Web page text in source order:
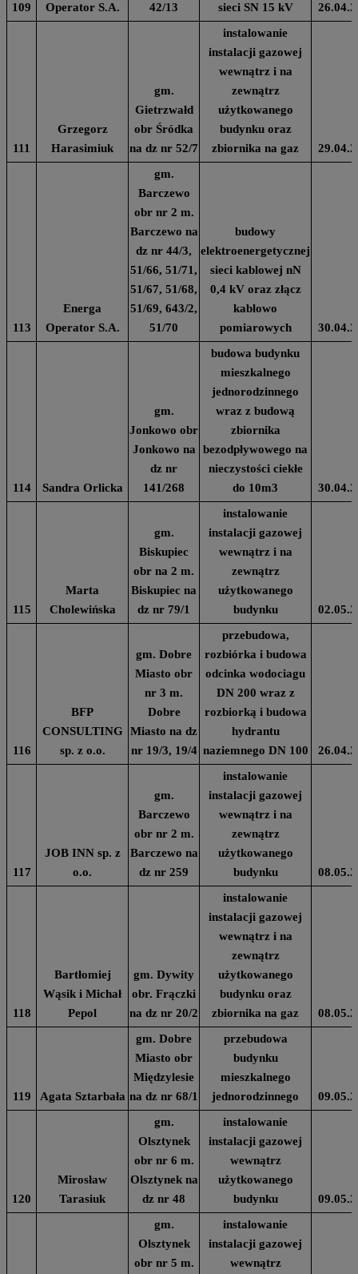
109
Operator S.A.
42/13
sieci SN 15 kV
111
Grzegorz
Harasimiuk
gm.
Gietrzwałd
obr Śródka
na dz nr 52/7
instalowanie
instalacji gazowej
wewnątrz i na
zewnątrz
użytkowanego
budynku oraz
zbiornika na gaz
113
Energa
Operator S.A.
gm.
Barczewo
obr nr 2 m.
Barczewo na
dz nr 44/3,
51/66, 51/71,
51/67, 51/68,
51/69, 643/2,
51/70
budowy
elektroenergetycznej
sieci kablowej nN
0,4 kV oraz złącz
kablowo
pomiarowych
114 Sandra Orlicka
gm.
Jonkowo obr
Jonkowo na
dz nr
141/268
budowa budynku
mieszkalnego
jednorodzinnego
wraz z budową
zbiornika
bezodpływowego na
nieczystości ciekłe
do 10m3
115
Marta
Cholewińska
gm.
Biskupiec
obr na 2 m.
Biskupiec na
dz nr 79/1
instalowanie
instalacji gazowej
wewnątrz i na
zewnątrz
użytkowanego
budynku
116
BFP
CONSULTING
sp. z o.o.
gm. Dobre
Miasto obr
nr 3 m.
Dobre
Miasto na dz
nr 19/3, 19/4
przebudowa,
rozbiórka i budowa
odcinka wodociagu
DN 200 wraz z
rozbiorką i budowa
hydrantu
naziemnego DN 100
117
JOB INN sp. z
o.o.
gm.
Barczewo
obr nr 2 m.
Barczewo na
dz nr 259
instalowanie
instalacji gazowej
wewnątrz i na
zewnątrz
użytkowanego
budynku
118
Bartłomiej
Wąsik i Michał
Pepol
gm. Dywity
obr. Frączki
na dz nr 20/2
instalowanie
instalacji gazowej
wewnątrz i na
zewnątrz
użytkowanego
budynku oraz
zbiornika na gaz
119 Agata Sztarbała
gm. Dobre
Miasto obr
Międzylesie
na dz nr 68/1
przebudowa
budynku
mieszkalnego
jednorodzinnego
120
Mirosław
Tarasiuk
gm.
Olsztynek
obr nr 6 m.
Olsztynek na
dz nr 48
instalowanie
instalacji gazowej
wewnątrz
użytkowanego
budynku
gm.
Olsztynek
obr nr 5 m.
instalowanie
instalacji gazowej
wewnątrz